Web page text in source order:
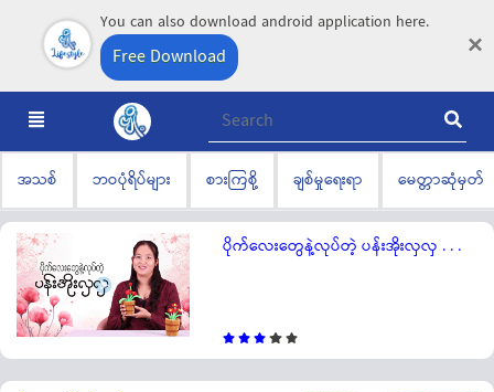
You can also download android application here.
Free Download ×
အသစ် ဘဝပုံရိပ်များ စားကြစို့ ချစ်မှုရေးရာ မေတ္တာဆုံမှတ်
ပိုက်လေးတွေနဲ့လုပ်တဲ့ ပန်းအိုးလှလှ . . .